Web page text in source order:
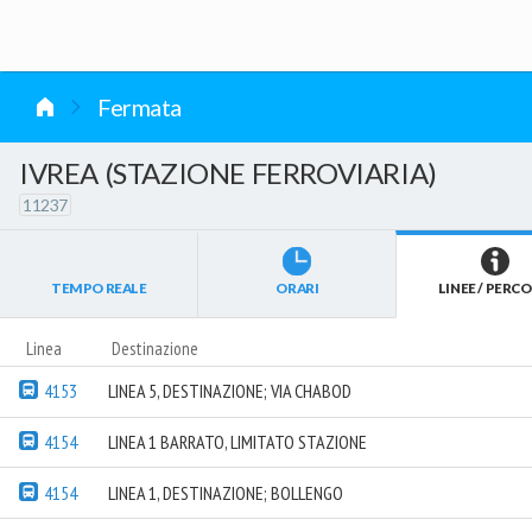
Fermata
IVREA (STAZIONE FERROVIARIA)
11237
TEMPO REALE ORARI LINEE /
Linea Destinazione
4153 LINEA 5, DESTINAZIONE; VIA CHABOD
4154 LINEA 1 BARRATO, LIMITATO STAZIONE
4154 LINEA 1, DESTINAZIONE; BOLLENGO